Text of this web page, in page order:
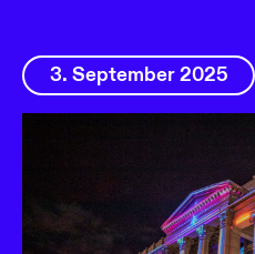
3. September 2025